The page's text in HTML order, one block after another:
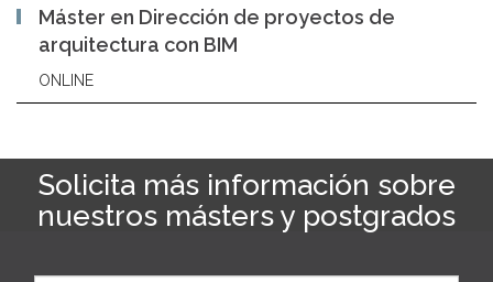
Máster en Dirección de proyectos de
arquitectura con BIM
ONLINE
Solicita más información sobre
nuestros másters y postgrados